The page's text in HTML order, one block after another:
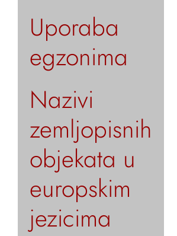
Uporaba
egzonima
Nazivi
zemljopisnih
objekata u
europskim
jezicima